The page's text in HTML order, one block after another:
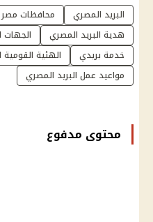
البريد المصري محافظات مصر
هدية البريد المصري
الجهات
خدمة بريدي
الهئية
مواعيد عمل البريد المصري
محتوى مدفوع